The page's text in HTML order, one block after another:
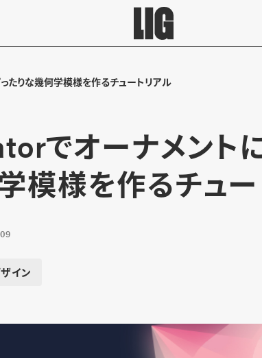
りな幾何学模様を作るチュートリアル
でオーナメント
模様を作るチュー
イン